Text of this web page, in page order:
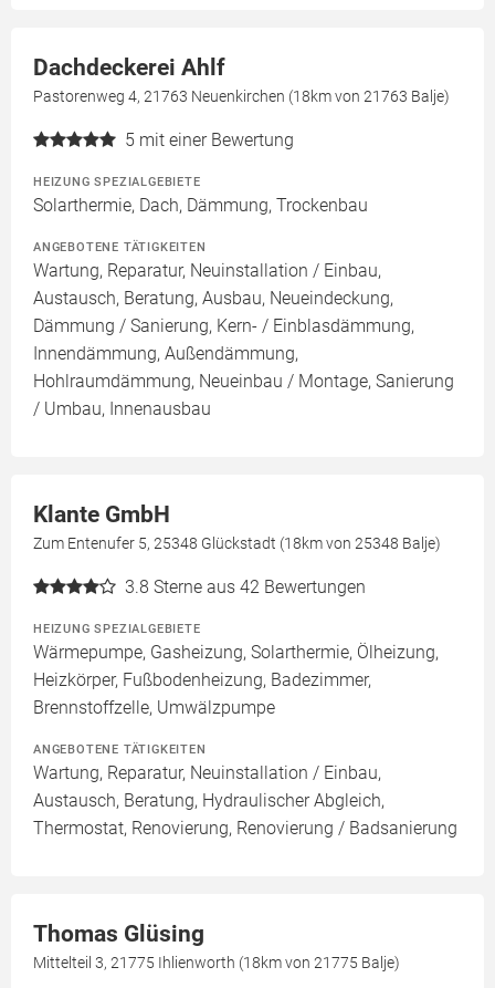
Dachdeckerei Ahlf
Pastorenweg 4, 21763 Neuenkirchen (18km von 21763 Balje)
5 mit einer Bewertung
HEIZUNG SPEZIALGEBIETE
Solarthermie, Dach, Dämmung, Trockenbau
ANGEBOTENE TÄTIGKEITEN
Wartung, Reparatur, Neuinstallation / Einbau,
Austausch, Beratung, Ausbau, Neueindeckung,
Dämmung / Sanierung, Kern- / Einblasdämmung,
Innendämmung, Außendämmung,
Hohlraumdämmung, Neueinbau / Montage, Sanierung
/ Umbau, Innenausbau
Klante GmbH
Zum Entenufer 5, 25348 Glückstadt (18km von 25348 Balje)
3.8 Sterne aus 42 Bewertungen
HEIZUNG SPEZIALGEBIETE
Wärmepumpe, Gasheizung, Solarthermie, Ölheizung,
Heizkörper, Fußbodenheizung, Badezimmer,
Brennstoffzelle, Umwälzpumpe
ANGEBOTENE TÄTIGKEITEN
Wartung, Reparatur, Neuinstallation / Einbau,
Austausch, Beratung, Hydraulischer Abgleich,
Thermostat, Renovierung, Renovierung / Badsanierung
Thomas Glüsing
Mittelteil 3, 21775 Ihlienworth (18km von 21775 Balje)